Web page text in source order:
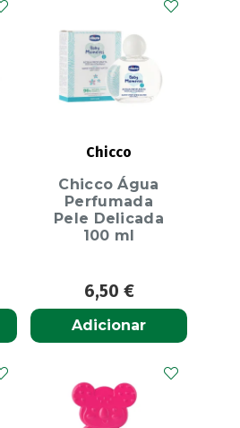
Chicco
Chicco Água
Perfumada
Pele Delicada
100 ml
6,50 €
Adicionar